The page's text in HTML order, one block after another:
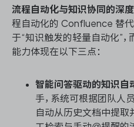
流程自动化与知识协同的深
程自动化的 Confluence 替
于“知识触发的轻量自动化”
能力体现在以下三点：
智能问答驱动的知识自
手，系统可根据团队人
自动从历史文档中提取